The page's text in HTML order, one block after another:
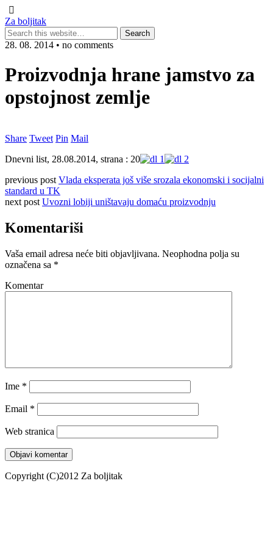
Za boljitak
28. 08. 2014 • no comments
Proizvodnja hrane jamstvo za
opstojnost zemlje
Share Tweet Pin Mail
Dnevni list, 28.08.2014, strana : 20
previous post Vlada eksperata još više srozala ekonomski i socijalni
standard u TK
next post Uvozni lobiji uništavaju domaću proizvodnju
Komentariši
Vaša email adresa neće biti objavljivana. Neophodna polja su
označena sa *
Komentar
Ime *
Email *
Web stranica
Copyright (C)2012 Za boljitak